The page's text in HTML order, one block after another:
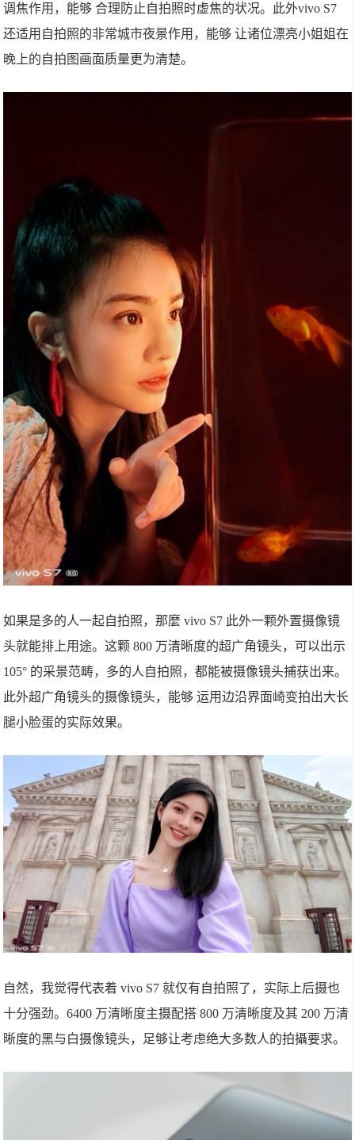
调焦作用，能够 合理防止自拍照时虚焦的状况。此外vivo S7
还适用自拍照的非常城市夜景作用，能够 让诸位漂亮小姐姐在
晚上的自拍图画面质量更为清楚。
如果是多的人一起自拍照，那麼 vivo S7 此外一颗外置摄像镜
头就能排上用途。这颗 800 万清晰度的超广角镜头，可以出示
105° 的采景范畴，多的人自拍照，都能被摄像镜头捕获出来。
此外超广角镜头的摄像镜头，能够 运用边沿界面崎变拍出大长
腿小脸蛋的实际效果。
自然，我觉得代表着 vivo S7 就仅有自拍照了，实际上后摄也
十分强劲。6400 万清晰度主摄配搭 800 万清晰度及其 200 万清
晰度的黑与白摄像镜头，足够让考虑绝大多数人的拍攝要求。